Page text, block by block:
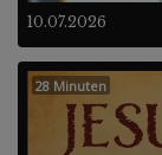
10.07.2026
28 Minuten